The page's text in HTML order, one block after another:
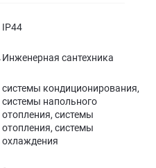
IP44
Инженерная сантехника
системы кондиционирования,
системы напольного
отопления, системы
отопления, системы
охлаждения